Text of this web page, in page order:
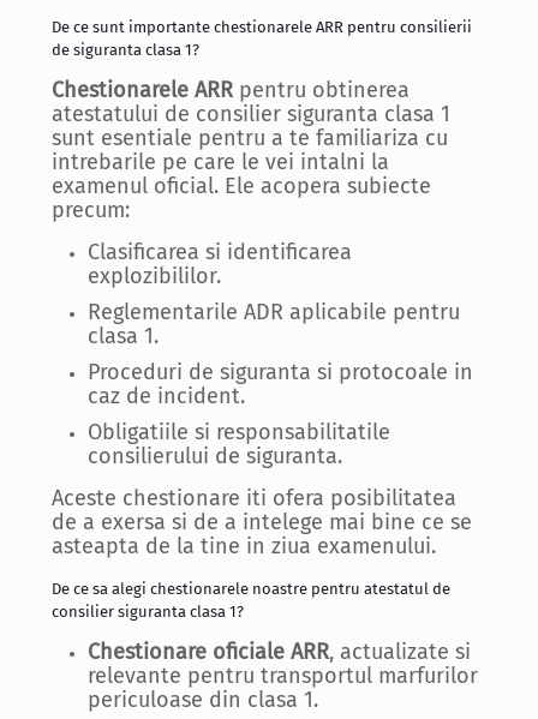
De ce sunt importante chestionarele ARR pentru consilierii
de siguranta clasa 1?
Chestionarele ARRpentru obtinerea
atestatului de consilier siguranta clasa 1
sunt esentiale pentru a te familiariza cu
intrebarile pe care le vei intalni la
examenul oficial. Ele acopera subiecte
precum:
Clasificarea si identificarea
explozibililor.
Reglementarile ADR aplicabile pentru
clasa 1.
Proceduri de siguranta si protocoale in
caz de incident.
Obligatiile si responsabilitatile
consilierului de siguranta.
Aceste chestionare iti ofera posibilitatea
de a exersa si de a intelege mai bine ce se
asteapta de la tine in ziua examenului.
De ce sa alegi chestionarele noastre pentru atestatul de
consilier siguranta clasa 1?
Chestionare oficiale ARR, actualizate si
relevante pentru transportul marfurilor
periculoase din clasa 1.